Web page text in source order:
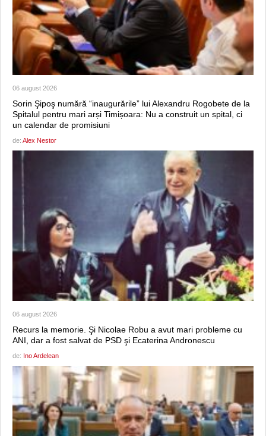
06 august 2026
Sorin Şipoş numără “inaugurările” lui Alexandru Rogobete de la
Spitalul pentru mari arși Timișoara: Nu a construit un spital, ci
un calendar de promisiuni
de: Alex Nestor
06 august 2026
Recurs la memorie. Şi Nicolae Robu a avut mari probleme cu
ANI, dar a fost salvat de PSD şi Ecaterina Andronescu
de: Ino Ardelean